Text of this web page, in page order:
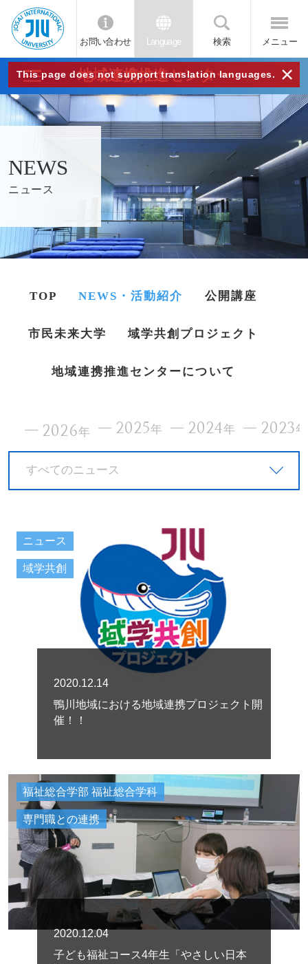
JIU
城西
大学
お問い合わせ Language 検索 メニュー
This page does not support translation languages. ×
地域連携推進センター
NEWS
ニュース
TOP NEWS・活動紹介 公開講座
市民未来大学 域学共創プロジェクト
地域連携推進センターについて
2026年 2025年 2024年 2023年
すべてのニュース
ニュース
域学共創
2020.12.14
鴨川地域における地域連携プロジェクト開
催！！
福祉総合学部 福祉総合学科
専門職との連携
2020.12.04
子ども福祉コース4年生「やさしい日本